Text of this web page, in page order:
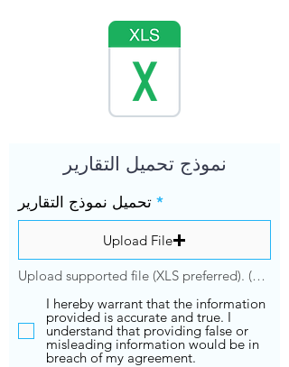
نموذج تحميل التقارير
*
Upload File
Upload supported file (XLS preferred). (Max 15MB)
I hereby warrant that the information
provided is accurate and true. I
understand that providing false or
misleading information would be in
breach of my agreement.